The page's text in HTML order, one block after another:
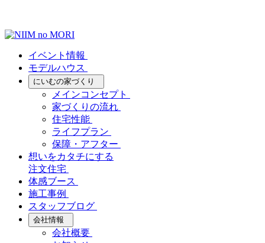
イベント情報
モデルハウス
にいむの家づくり
メインコンセプト
家づくりの流れ
住宅性能
ライフプラン
保障・アフター
想いをカタチにする
注文住宅
体感ブース
施工事例
スタッフブログ
会社情報
会社概要